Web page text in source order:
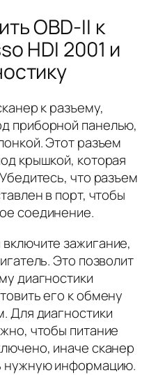
OBD-II к
HDI 2001 и
к разъему,
приборной панелью,
Этот разъем
крышкой, которая
что разъем
в порт, чтобы
соединение.
зажигание,
Это позволит
диагностики
его к обмену
Для диагностики
чтобы питание
иначе сканер
нужную информацию.